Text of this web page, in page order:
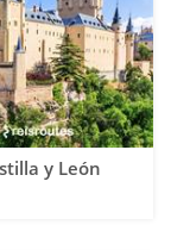
y León